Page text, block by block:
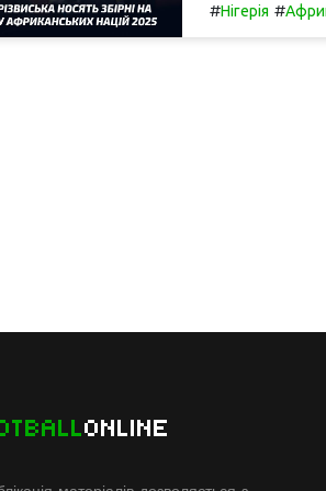
#Нігерія #
ONLINE